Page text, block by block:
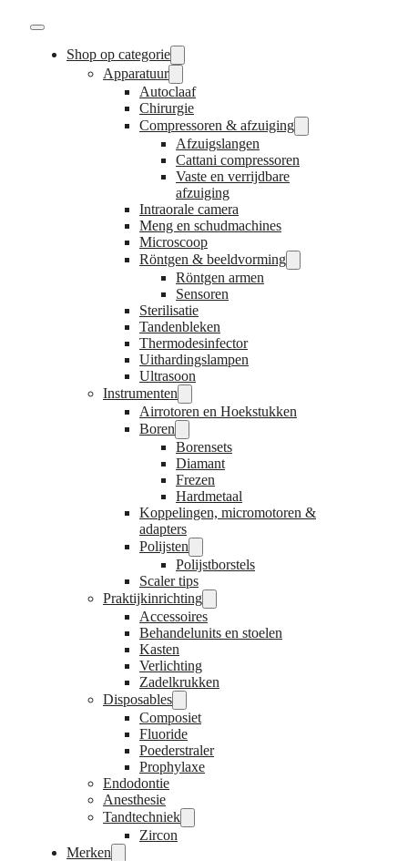
Shop op categorie
Apparatuur
Autoclaaf
Chirurgie
Compressoren & afzuiging
Afzuigslangen
Cattani compressoren
Vaste en verrijdbare
afzuiging
Intraorale camera
Meng en schudmachines
Microscoop
Röntgen & beeldvorming
Röntgen armen
Sensoren
Sterilisatie
Tandenbleken
Thermodesinfector
Uithardingslampen
Ultrasoon
Instrumenten
Airrotoren en Hoekstukken
Boren
Borensets
Diamant
Frezen
Hardmetaal
Koppelingen, micromotoren &
adapters
Polijsten
Polijstborstels
Scaler tips
Praktijkinrichting
Accessoires
Behandelunits en stoelen
Kasten
Verlichting
Zadelkrukken
Disposables
Composiet
Fluoride
Poederstraler
Prophylaxe
Endodontie
Anesthesie
Tandtechniek
Zircon
Merken